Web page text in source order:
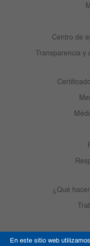
En este sitio web
Centro de
Transparencia
¿Qué